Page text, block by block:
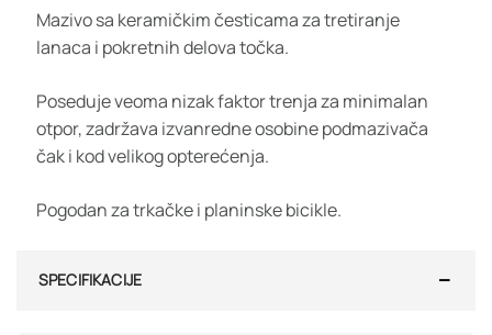
Mazivo sa keramičkim česticama za tretiranje
lanaca i pokretnih delova točka.
Poseduje veoma nizak faktor trenja za minimalan
otpor, zadržava izvanredne osobine podmazivača
čak i kod velikog opterećenja.
Pogodan za trkačke i planinske bicikle.
SPECIFIKACIJE